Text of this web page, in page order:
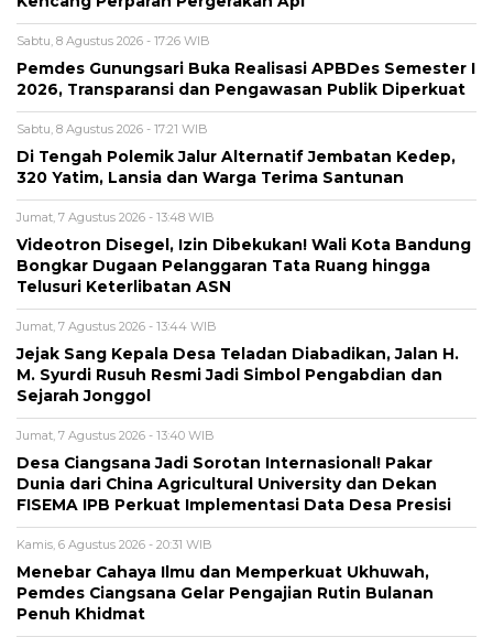
Sabtu, 8 Agustus 2026 - 17:26 WIB
Pemdes Gunungsari Buka Realisasi APBDes Semester I
2026, Transparansi dan Pengawasan Publik Diperkuat
Sabtu, 8 Agustus 2026 - 17:21 WIB
Di Tengah Polemik Jalur Alternatif Jembatan Kedep,
320 Yatim, Lansia dan Warga Terima Santunan
Jumat, 7 Agustus 2026 - 13:48 WIB
Videotron Disegel, Izin Dibekukan! Wali Kota Bandung
Bongkar Dugaan Pelanggaran Tata Ruang hingga
Telusuri Keterlibatan ASN
Jumat, 7 Agustus 2026 - 13:44 WIB
Jejak Sang Kepala Desa Teladan Diabadikan, Jalan H.
M. Syurdi Rusuh Resmi Jadi Simbol Pengabdian dan
Sejarah Jonggol
Jumat, 7 Agustus 2026 - 13:40 WIB
Desa Ciangsana Jadi Sorotan Internasional! Pakar
Dunia dari China Agricultural University dan Dekan
FISEMA IPB Perkuat Implementasi Data Desa Presisi
Kamis, 6 Agustus 2026 - 20:31 WIB
Menebar Cahaya Ilmu dan Memperkuat Ukhuwah,
Pemdes Ciangsana Gelar Pengajian Rutin Bulanan
Penuh Khidmat